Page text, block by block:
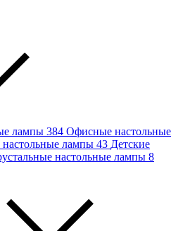
лампы 384 Офисные настольные
лампы 43 Детские
настольные лампы 8